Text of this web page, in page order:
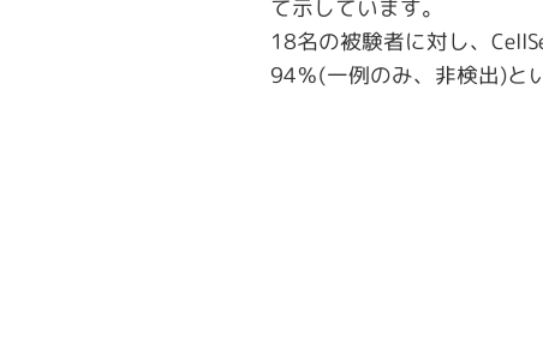
て示しています。
18名の被験者に対し、
94％(一例のみ、非検出)と